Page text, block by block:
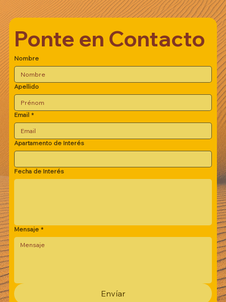
Ponte en Contacto
Nombre
Apellido
Email *
Apartamento de Interés
Fecha de Interés
Mensaje *
Envíar